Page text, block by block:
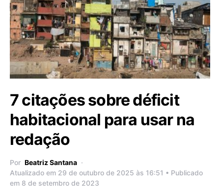
7 citações sobre déficit
habitacional para usar na
redação
Por Beatriz Santana
Atualizado em 29 de outubro de 2025 às 16:51 • Publicado
em 8 de setembro de 2023